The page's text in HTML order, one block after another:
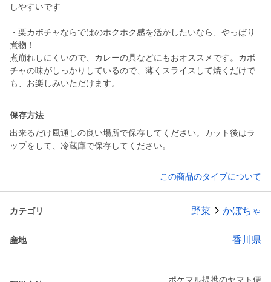
しやすいです
・栗カボチャならではのホクホク感を活かしたいなら、やっぱり
煮物！
煮崩れしにくいので、カレーの具などにもおオススメです。カボ
チャの味がしっかりしているので、薄くスライスして焼くだけで
も、お楽しみいただけます。
保存方法
出来るだけ風通しの良い場所で保存してください。カット後はラ
ップをして、冷蔵庫で保存してください。
この商品のタイプについて
カテゴリ 野菜 かぼちゃ
産地 香川県
ポケマル提携のヤマト便